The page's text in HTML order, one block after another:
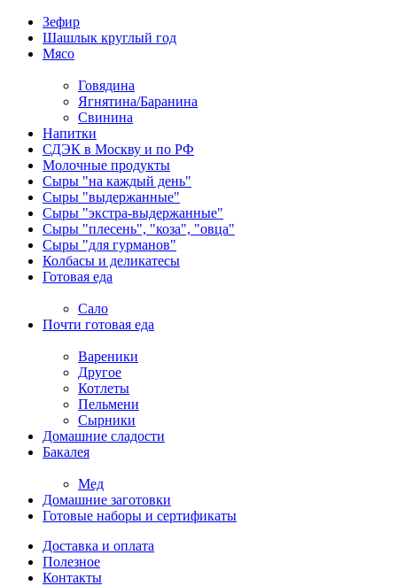
Зефир
Шашлык круглый год
Мясо
Говядина
Ягнятина/Баранина
Свинина
Напитки
СДЭК в Москву и по РФ
Молочные продукты
Сыры "на каждый день"
Сыры "выдержанные"
Сыры "экстра-выдержанные"
Сыры "плесень", "коза", "овца"
Сыры "для гурманов"
Колбасы и деликатесы
Готовая еда
Сало
Почти готовая еда
Вареники
Другое
Котлеты
Пельмени
Сырники
Домашние сладости
Бакалея
Мед
Домашние заготовки
Готовые наборы и сертификаты
Доставка и оплата
Полезное
Контакты